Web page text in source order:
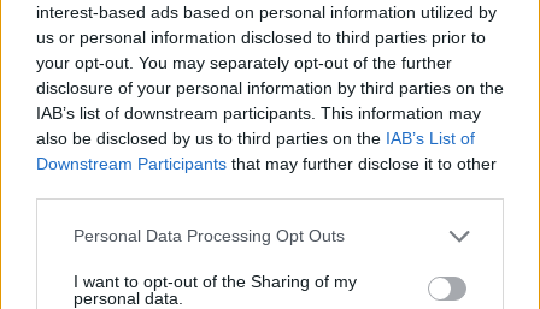
interest-based ads based on personal information utilized by
us or personal information disclosed to third parties prior to
your opt-out. You may separately opt-out of the further
disclosure of your personal information by third parties on the
IAB’s list of downstream participants. This information may
also be disclosed by us to third parties on the IAB’s List of
Downstream Participants that may further disclose it to other
Personal Data Processing Opt Outs
I want to opt-out of the Sharing of my
personal data.
estrechar su colaboración para seguir aspirando a
ampliar la oferta formativa de la ULPGC en esta isla y
mejorar los centros en los que se imparta esta
actividad docente. El Presidente y la Consejera de
Educación del Cabildo de Fuerteventura
manifestaron su intención de ofrecer,
próximamente, un centro específico universitario
para continuar ampliando estas enseñanzas en la
isla, además de aumentar los programas y cursos de
extensión universitaria
En este sentido, el Presidente del Consejo Social de la
ULPGC ha insistido en la importancia de que la